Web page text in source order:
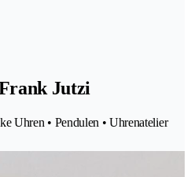
Jutzi
Uhren • Pendulen • Uhrenatelier